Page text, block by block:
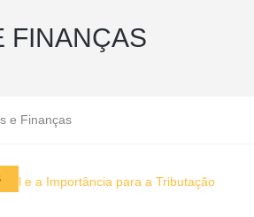
FINANÇAS
e Finanças